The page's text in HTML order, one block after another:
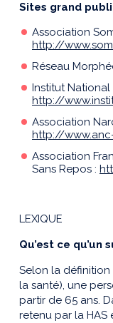
Sites grand
Association
http://
Réseau
Institut
http://
Association
http://
Association
Sans Repos :
LEXIQUE
Qu’est ce qu’un
Selon la définition
la santé), une
partir de 65 ans.
retenu par la HAS